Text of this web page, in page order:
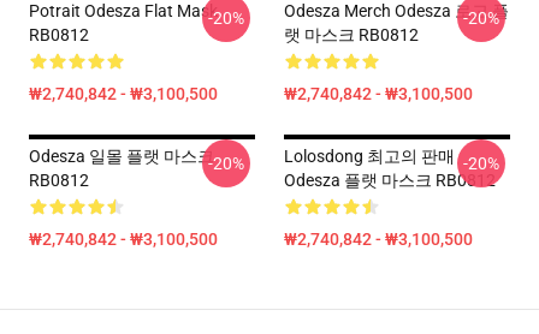
Potrait Odesza Flat Mask
RB0812
₩2,740,842 - ₩3,100,500
-20%
Odesza Merch Odesza 로고 플
랫 마스크 RB0812
₩2,740,842 - ₩3,100,500
-20%
Odesza 일몰 플랫 마스크
RB0812
₩2,740,842 - ₩3,100,500
-20%
Lolosdong 최고의 판매
Odesza 플랫 마스크 RB0812
₩2,740,842 - ₩3,100,500
-20%